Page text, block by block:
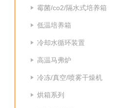
霉菌/co2/隔水式培养箱
低温培养箱
冷却水循环装置
高温马弗炉
冷冻/真空/喷雾干燥机
烘箱系列